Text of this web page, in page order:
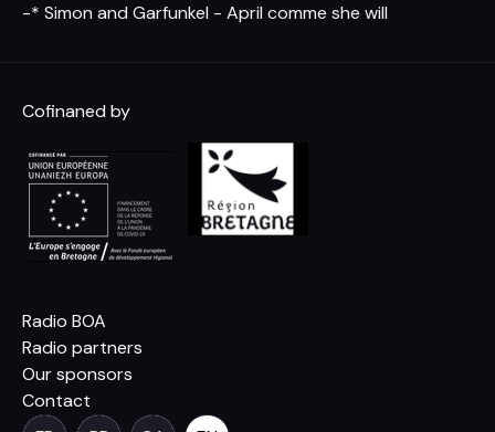
-* Simon and Garfunkel - April comme she will
Cofinaned by
Radio BOA
Radio partners
Our sponsors
Contact